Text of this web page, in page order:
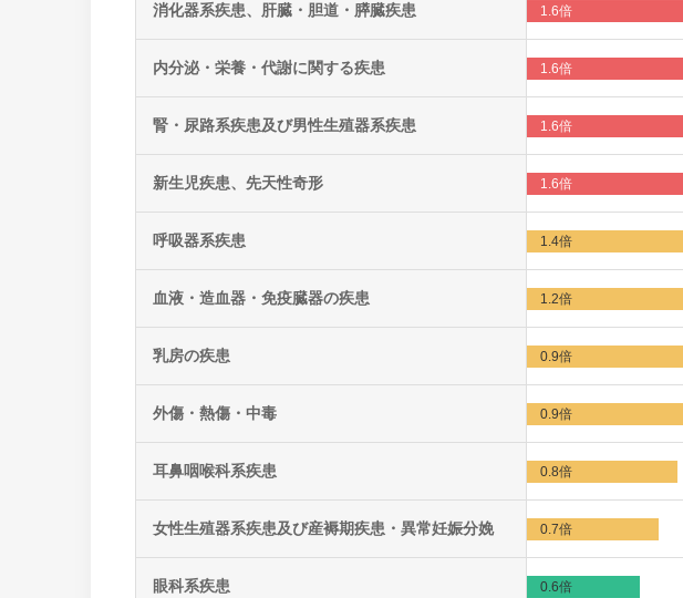
消化器系疾患、肝臓・胆道・膵臓疾患 1.6倍
内分泌・栄養・代謝に関する疾患 1.6倍
腎・尿路系疾患及び男性生殖器系疾患 1.6倍
新生児疾患、先天性奇形 1.6倍
呼吸器系疾患 1.4倍
血液・造血器・免疫臓器の疾患 1.2倍
乳房の疾患 0.9倍
外傷・熱傷・中毒 0.9倍
耳鼻咽喉科系疾患 0.8倍
女性生殖器系疾患及び産褥期疾患・異常妊娠分娩 0.7倍
眼科系疾患 0.6倍